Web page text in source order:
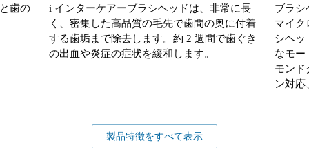
歯の
i インターケアーブラシヘッドは、非常に長
く、密集した高品質の毛先で歯間の奥に付着
する歯垢まで除去します。約 2 週間で歯ぐき
の出血や炎症の症状を緩和します。
ブラシ
マイク
シヘッ
なモー
モンド
ン対応
製品特徴をすべて表示